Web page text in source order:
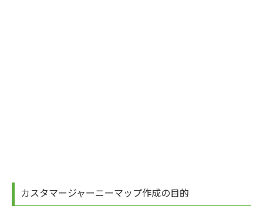
カスタマージャーニーマップ作成の目的